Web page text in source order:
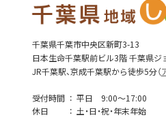
千葉県千葉市中央区新町3-13
日本生命千葉駅前ビル3階 千葉県ジ
JR千葉駅、京成千葉駅から徒歩5分（
受付時間
平日 9:00～17:00
休日
土・日・祝・年末年始